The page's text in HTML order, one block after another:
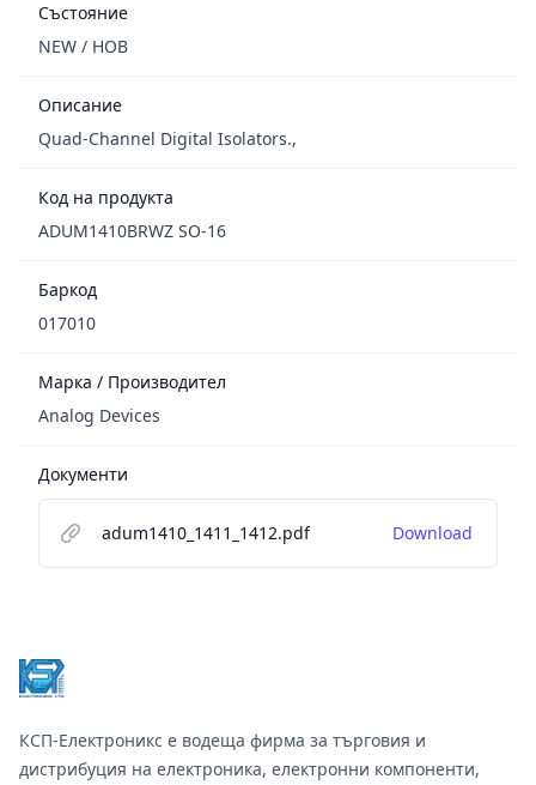
Състояние
NEW / НОВ
Описание
Quad-Channel Digital Isolators.,
Код на продукта
ADUM1410BRWZ SO-16
Баркод
017010
Марка / Производител
Analog Devices
Документи
adum1410_1411_1412.pdf Download
КСП-Електроникс е водеща фирма за търговия и
дистрибуция на електроника, електронни компоненти,